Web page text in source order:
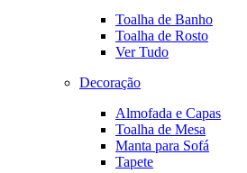
Toalha de Banho
Toalha de Rosto
Ver Tudo
Decoração
Almofada e Capas
Toalha de Mesa
Manta para Sofá
Tapete